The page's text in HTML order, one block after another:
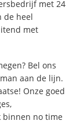
met 24
de heel
met
Bel ons
aan de lijn.
Onze goed
binnen no time